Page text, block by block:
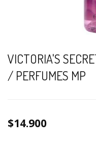
VICTORIA'S
/ PERFUMES MP
$14.900